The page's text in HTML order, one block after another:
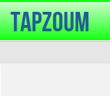
TapZoum